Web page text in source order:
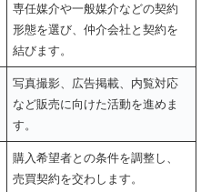
専任媒介や一般媒介などの契約
形態を選び、仲介会社と契約を
結びます。
写真撮影、広告掲載、内覧対応
など販売に向けた活動を進めま
す。
購入希望者との条件を調整し、
売買契約を交わします。